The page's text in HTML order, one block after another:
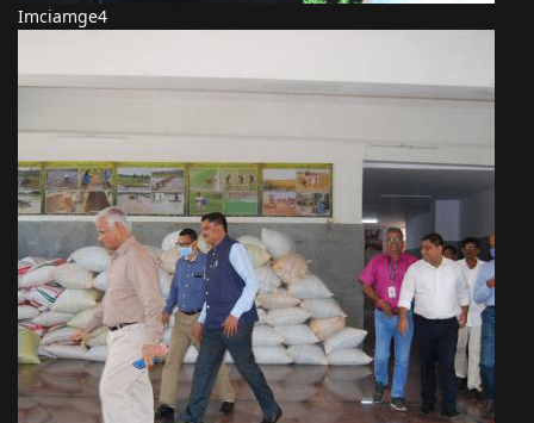
Imciamge4